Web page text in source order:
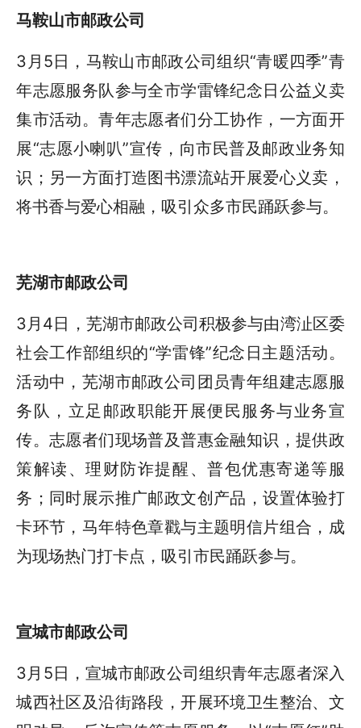
马鞍山市邮政公司
3月5日，马鞍山市邮政公司组织“青暖四季”青
年志愿服务队参与全市学雷锋纪念日公益义卖
集市活动。青年志愿者们分工协作，一方面开
展“志愿小喇叭”宣传，向市民普及邮政业务知
识；另一方面打造图书漂流站开展爱心义卖，
将书香与爱心相融，吸引众多市民踊跃参与。
芜湖市邮政公司
3月4日，芜湖市邮政公司积极参与由湾沚区委
社会工作部组织的“学雷锋”纪念日主题活动。
活动中，芜湖市邮政公司团员青年组建志愿服
务队，立足邮政职能开展便民服务与业务宣
传。志愿者们现场普及普惠金融知识，提供政
策解读、理财防诈提醒、普包优惠寄递等服
务；同时展示推广邮政文创产品，设置体验打
卡环节，马年特色章戳与主题明信片组合，成
为现场热门打卡点，吸引市民踊跃参与。
宣城市邮政公司
3月5日，宣城市邮政公司组织青年志愿者深入
城西社区及沿街路段，开展环境卫生整治、文